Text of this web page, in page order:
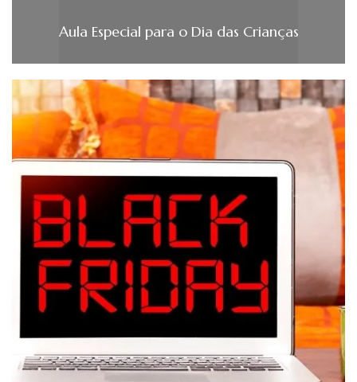
Aula Especial para o Dia das Crianças